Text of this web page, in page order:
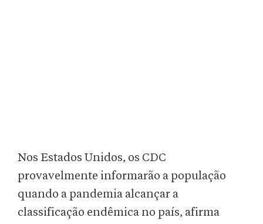
Nos Estados Unidos, os CDC
provavelmente informarão a população
quando a pandemia alcançar a
classificação endêmica no país, afirma